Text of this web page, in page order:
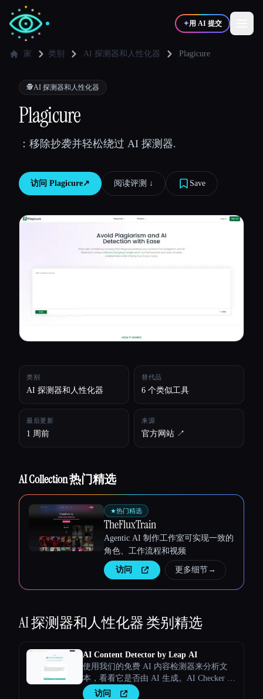
✦用 AI 提交
✍️写作者
💻 开发者
关于
家 类别 AI 探测器和人性化器 Plagicure
🕵️AI 探测器和人性化器
Plagicure
：移除抄袭并轻松绕过 AI 探测器.
访问 Plagicure↗︎ 阅读评测 ↓︎ Save
类别
AI 探测器和人性化器
替代品
6 个类似工具
最后更新
1 周前
来源
官方网站 ↗︎
AI Collection 热门精选
★热门精选
TheFluxTrain
Agentic AI 制作工作室可实现一致的
角色、工作流程和视频
访问 更多细节→
AI 探测器和人性化器类别精选
AI Content Detector by Leap AI
使用我们的免费 AI 内容检测器来分析文
本，看看它是否由 AI 生成。AI Checker 工
具，永久免费。
访问